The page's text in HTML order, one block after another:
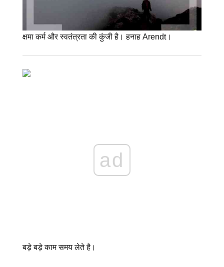
क्षमा कर्म और स्वतंत्रता की कुंजी है। हनाह Arendt।
ad
बड़े बड़े काम समय लेते है।